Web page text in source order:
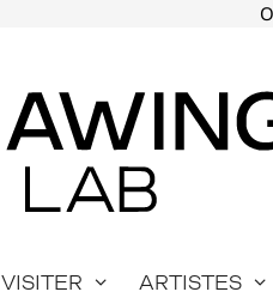
Visiter Artistes